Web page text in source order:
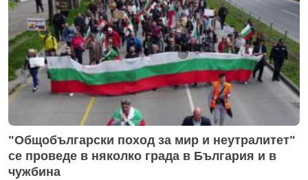
"Общобългарски поход за мир и неутралитет"
се проведе в няколко града в България и в
чужбина